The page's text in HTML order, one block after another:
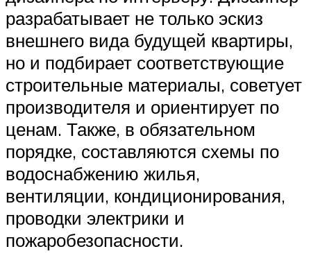
разрабатывает не только эскиз
внешнего вида будущей квартиры,
но и подбирает соответствующие
строительные материалы, советует
производителя и ориентирует по
ценам. Также, в обязательном
порядке, составляются схемы по
водоснабжению жилья,
вентиляции, кондиционирования,
проводки электрики и
пожаробезопасности.